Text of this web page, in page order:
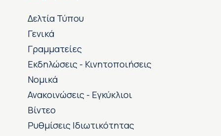
Δελτία Τύπου
Γενικά
Γραμματείες
Εκδηλώσεις - Κινητοποιήσεις
Νομικά
Ανακοινώσεις - Εγκύκλιοι
Βίντεο
Ρυθμίσεις Ιδιωτικότητας